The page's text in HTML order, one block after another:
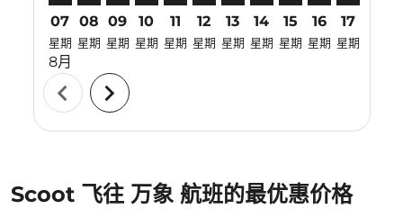
07
星期
8月
08
星期
09
星期
10
星期
11
星期
12
星期
13
星期
14
星期
15
星期
16
星期
17
星期
chevron_left chevron_right
Scoot 飞往 万象 航班的最优惠价格